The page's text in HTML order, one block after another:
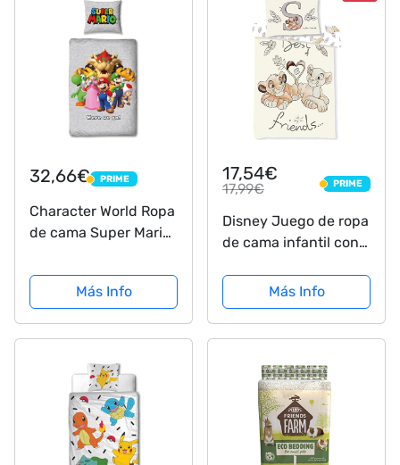
32,66€ PRIME
PRIME
Character World Ropa
de cama Super Mario
tamaño alemán ·
Nintendo · Luigi &
para adolescentes
Más Info
17,54€
17,99€ PRIME
PRIME
Disney Juego de ropa
de cama infantil con
«Friends»Más Info